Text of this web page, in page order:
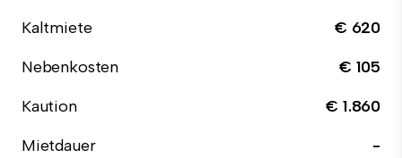
Kaltmiete
€ 620
Nebenkosten
€ 105
Kaution
€ 1.860
Mietdauer
-